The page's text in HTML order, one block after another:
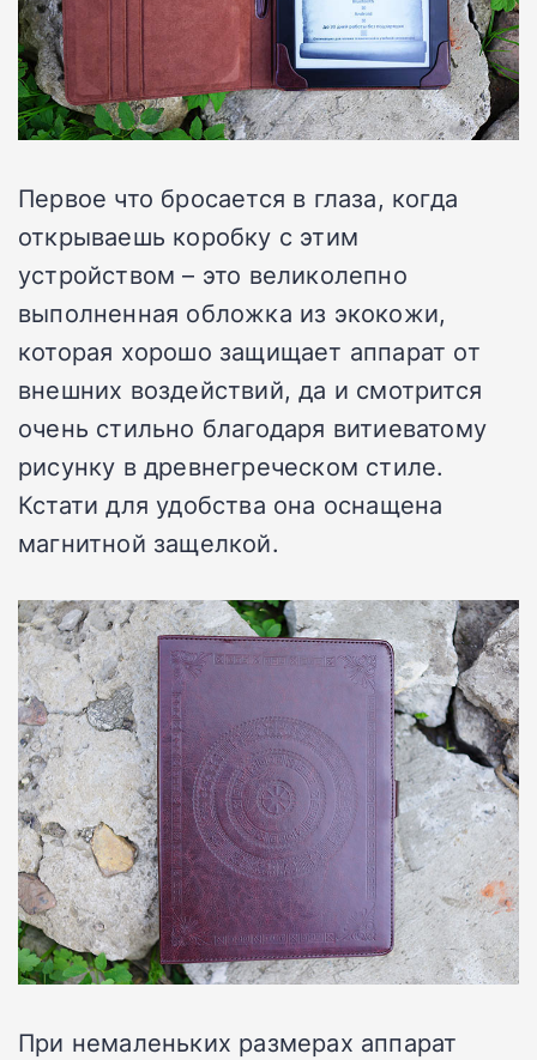
Первое что бросается в глаза, когда
открываешь коробку с этим
устройством – это великолепно
выполненная обложка из экокожи,
которая хорошо защищает аппарат от
внешних воздействий, да и смотрится
очень стильно благодаря витиеватому
рисунку в древнегреческом стиле.
Кстати для удобства она оснащена
магнитной защелкой.
При немаленьких размерах аппарат